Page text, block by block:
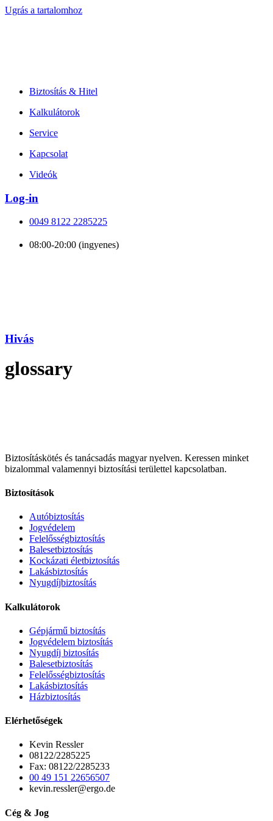
Ugrás a tartalomhoz
Biztosítás & Hitel
Kalkulátorok
Service
Kapcsolat
Videók
Log-in
0049 8122 2285225
08:00-20:00 (ingyenes)
Hivás
glossary
Biztosításkötés és tanácsadás magyar nyelven. Keressen minket
bizalommal valamennyi biztosítási területtel kapcsolatban.
Biztosítások
Autóbiztosítás
Jogvédelem
Felelősségbiztosítás
Balesetbiztosítás
Kockázati életbiztosítás
Lakásbiztosítás
Nyugdíjbiztosítás
Kalkulátorok
Gépjármű biztosítás
Jogvédelem biztosítás
Nyugdíj biztosítás
Balesetbiztosítás
Felelősségbiztosítás
Lakásbiztosítás
Házbiztosítás
Elérhetőségek
Kevin Ressler
08122/2285225
Fax: 08122/2285233
00 49 151 22656507
kevin.ressler@ergo.de
Cég & Jog